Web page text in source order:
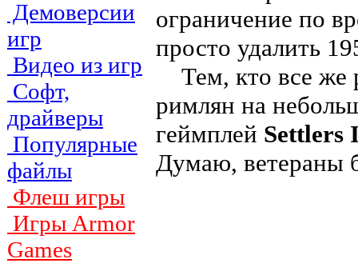
Демоверсии
игр
Видео из игр
Софт,
драйверы
Популярные
файлы
Флеш игры
Игры Armor
Games
ограничение по
просто удалить
Тем, кто все же
римлян на
геймплей Settlers
Думаю, ветераны